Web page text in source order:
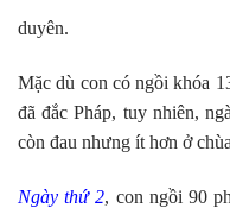
duyên.
Mặc dù con có ngồi khóa
đã đắc Pháp, tuy nhiên,
còn đau nhưng ít hơn ở
Ngày thứ 2, con ngồi 90